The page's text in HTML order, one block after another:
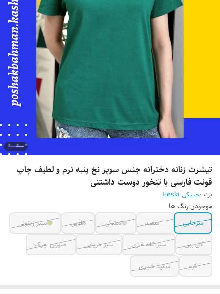
تیشرت زنانه دخترانه جنس سوپر نخ پنبه نرم و لطیف چاپ
فونت فارسی با تنخور دوست داشتنی
برند:حسکی Heski
موجودی رنگ ها
سرخابی
سفید مشکی هلویی
سبز زیتونی
گل بهی
سبز کله غازی سبز دریایی
صورتی چرک
کرم
سفید شیری